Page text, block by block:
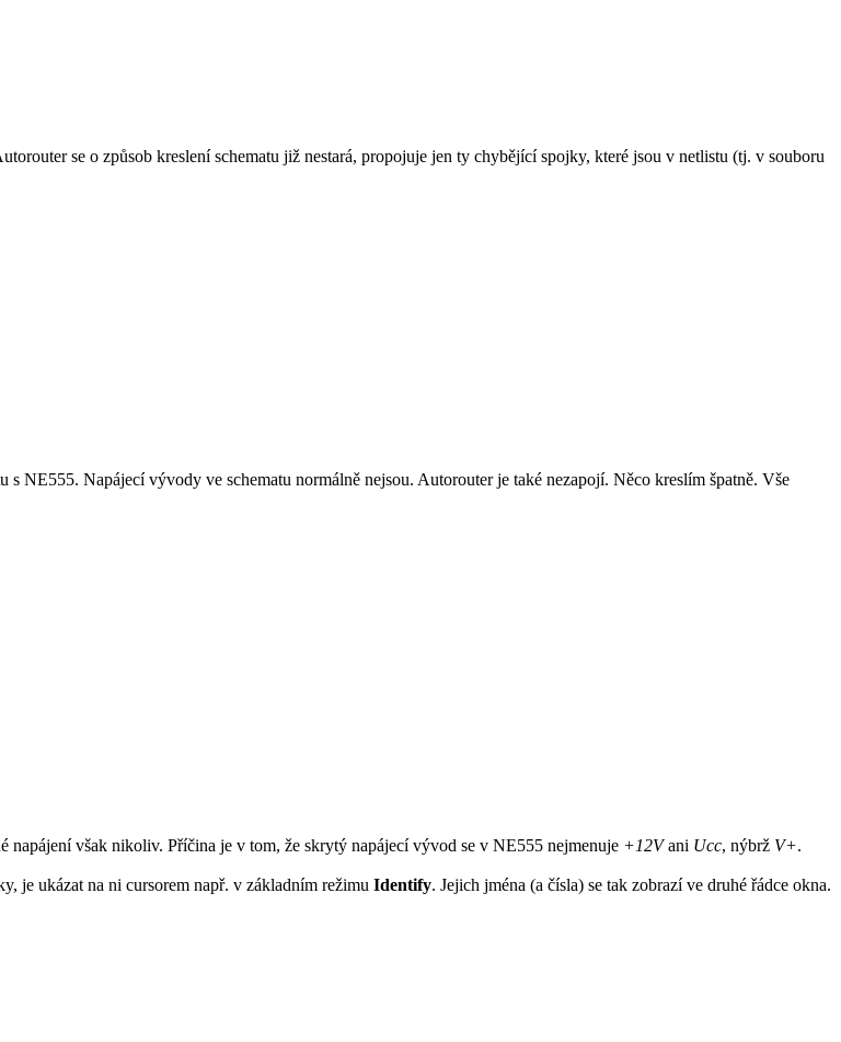
se o způsob kreslení schematu již nestará, propojuje jen ty chybějící spojky, které jsou v netlistu (tj. v souboru
NE555. Napájecí vývody ve schematu normálně nejsou. Autorouter je také nezapojí. Něco kreslím špatně. Vše
napájení však nikoliv. Příčina je v tom, že skrytý napájecí vývod se v NE555 nejmenuje +12Vani Ucc, nýbrž V+.
je ukázat na ni cursorem např. v základním režimu Identify. Jejich jména (a čísla) se tak zobrazí ve druhé řádce okna.